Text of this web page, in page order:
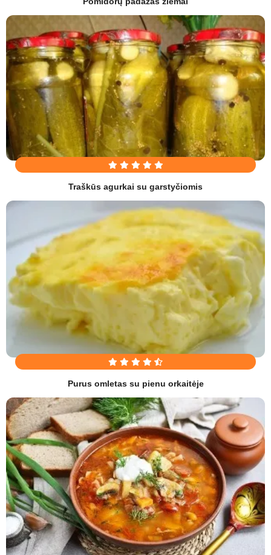
Traškūs agurkai su garstyčiomis
Purus omletas su pienu orkaitėje